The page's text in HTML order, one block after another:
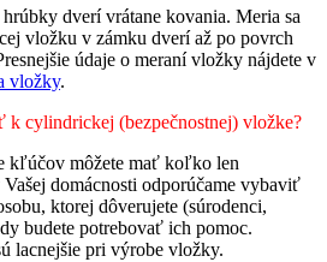
dverí vrátane kovania. Meria sa
vložku v zámku dverí až po povrch
údaje o meraní vložky nájdete v
vložky.
cylindrickej (bezpečnostnej) vložke?
kľúčov môžete mať koľko len
domácnosti odporúčame vybaviť
ktorej dôverujete (súrodenci,
budete potrebovať ich pomoc.
lacnejšie pri výrobe vložky.